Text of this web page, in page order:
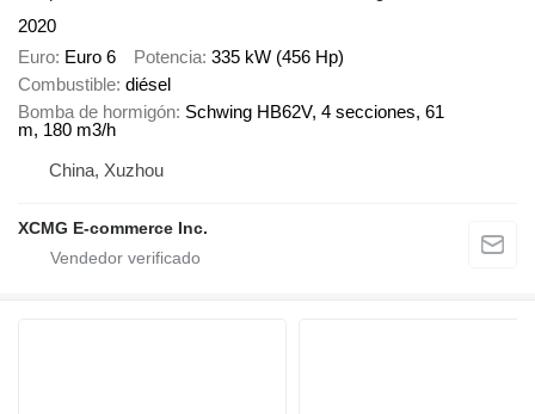
2020
Euro Euro 6 Potencia 335 kW (456 Hp)
Combustible diésel
Bomba de hormigón Schwing HB62V, 4 secciones, 61
m, 180 m3/h
China, Xuzhou
XCMG E-commerce Inc.